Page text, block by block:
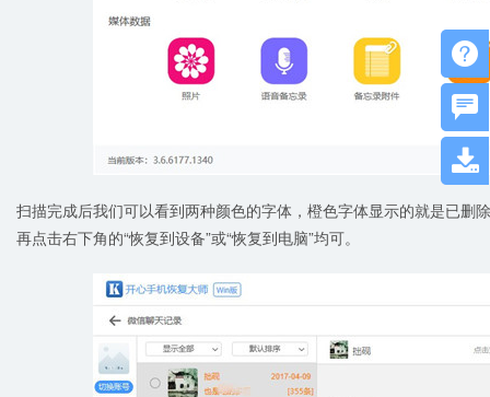
扫描完成后我们可以看到两种颜色的字体，橙色字体显示的就是已删
再点击右下角的“恢复到设备”或“恢复到电脑”均可。


